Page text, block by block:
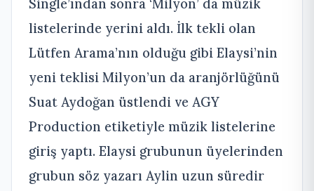
Single’ından sonra ‘Milyon’ da müzik
listelerinde yerini aldı. İlk tekli olan
Lütfen Arama’nın olduğu gibi Elaysi’nin
yeni teklisi Milyon’un da aranjörlüğünü
Suat Aydoğan üstlendi ve AGY
Production etiketiyle müzik listelerine
giriş yaptı. Elaysi grubunun üyelerinden
grubun söz yazarı Aylin uzun süredir